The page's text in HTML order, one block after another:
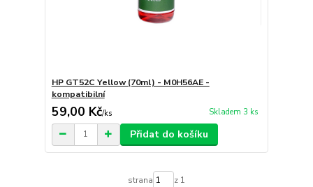
HP GT52C Yellow (70ml) - M0H56AE -
kompatibilní
59,00 Kč/ks Skladem 3 ks
Přidat do košíku
strana z 1